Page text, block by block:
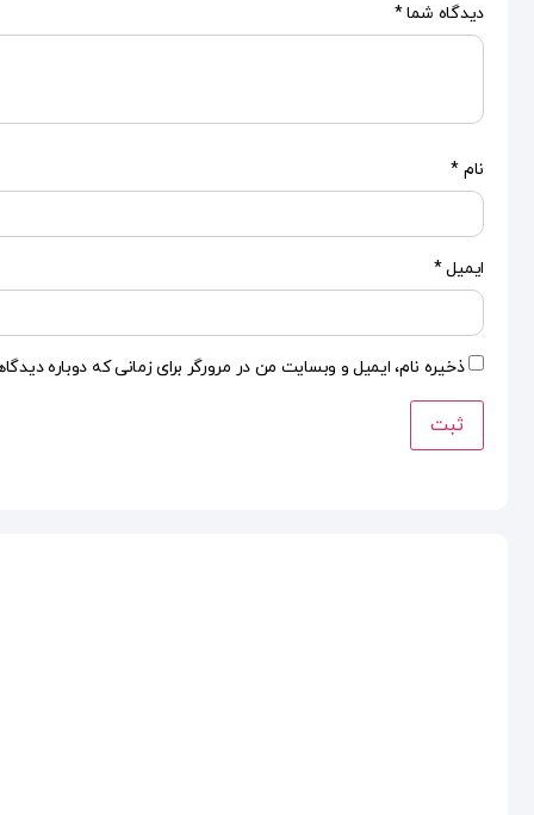
دیدگاه شما*
نام *
ایمیل*
ذخیره نام، ایمیل و وبسایت من در مرورگر برای زمانی که دوباره